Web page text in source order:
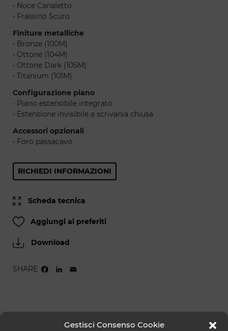
Gestisci Consenso Cookie
• Noce Canaletto
• Frassino Scuro
Finiture metalliche
• Bronze (100M)
• Ottone (104M)
• Ottone Dark (105M)
• Titanium (101M)
Configurazione piano
• Piano estensibile integrato
• Estensione invisibile a scrivania chiusa
Accessori opzionali
• Foro passacavo
RICHIEDI INFORMAZIONI
Scheda tecnica
Aggiungi ai preferiti
Download
SHARE FACEBOOK
LINKEDIN